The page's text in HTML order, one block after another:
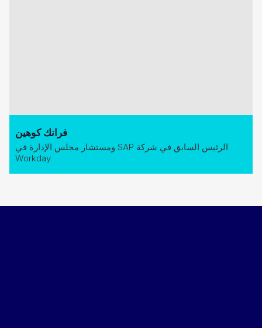
فرانك كوهين
الرئيس السابق في شركة SAP ومستشار مجلس الإدارة في
Workday